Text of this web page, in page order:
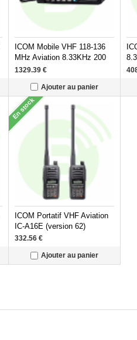
ICOM Mobile VHF 118-136
MHz Aviation 8.33KHz 200
canaux IC-A120E
1329.39 €
Ajouter au panier
En stock
ICOM Portatif VHF Aviation
IC-A16E (version 62)
332.56 €
Ajouter au panier